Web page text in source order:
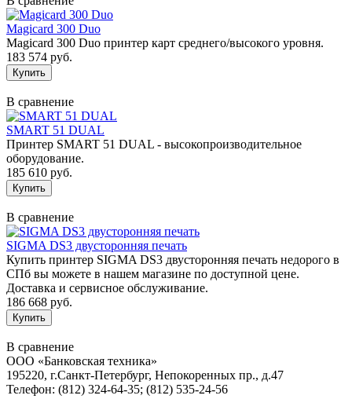
Magicard 300 Duo
Magicard 300 Duo принтер карт среднего/высокого уровня.
183 574 руб.
В сравнение
SMART 51 DUAL
Принтер SMART 51 DUAL - высокопроизводительное
оборудование.
185 610 руб.
В сравнение
SIGMA DS3 двусторонняя печать
Купить принтер SIGMA DS3 двусторонняя печать недорого в
СПб вы можете в нашем магазине по доступной цене.
Доставка и сервисное обслуживание.
186 668 руб.
В сравнение
ООО «Банковская техника»
195220, г.Санкт-Петербург, Непокоренных пр., д.47
Телефон: (812) 324-64-35; (812) 535-24-56